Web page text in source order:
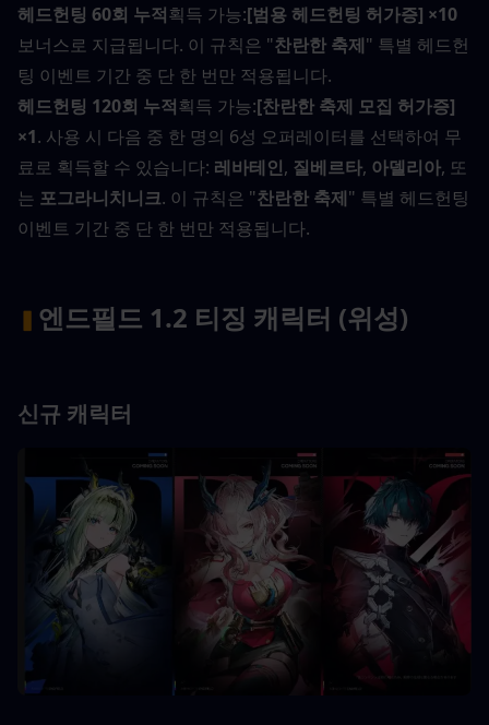
헤드헌팅 60회 누적획득 가능:[범용 헤드헌팅 허가증] ×10
보너스로 지급됩니다. 이 규칙은 "찬란한 축제" 특별 헤드헌
팅 이벤트 기간 중 단 한 번만 적용됩니다.
헤드헌팅 120회 누적획득 가능:[찬란한 축제 모집 허가증]
×1. 사용 시 다음 중 한 명의 6성 오퍼레이터를 선택하여 무
료로 획득할 수 있습니다: 레바테인, 질베르타, 아델리아, 또
는 포그라니치니크. 이 규칙은 "찬란한 축제" 특별 헤드헌팅
이벤트 기간 중 단 한 번만 적용됩니다.
엔드필드 1.2 티징 캐릭터 (위성)
신규 캐릭터